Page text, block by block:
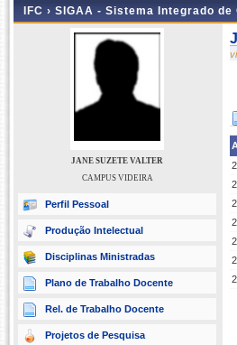
IFC › SIGAA - Sistema Integrado
JANE SUZETE VALTER
CAMPUS VIDEIRA
Perfil Pessoal
Produção Intelectual
Disciplinas Ministradas
Plano de Trabalho Docente
Rel. de Trabalho Docente
Projetos de Pesquisa